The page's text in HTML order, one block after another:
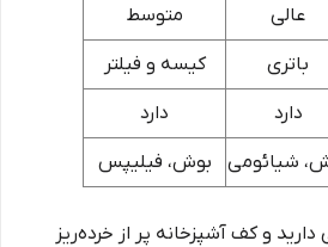
عالی متوسط
باتری کیسه و فیلتر
دارد دارد
شیائومی بوش، فیلیپس
و کف آشپزخانه پر از خرده‌ریز